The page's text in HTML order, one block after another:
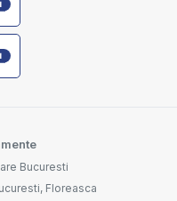
Bucuresti
Floreasca